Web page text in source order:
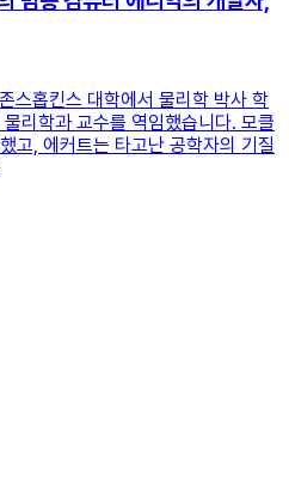
홉킨스 대학에서 물리학 박사 학
리학과 교수를 역임했습니다. 모클
고, 에커트는 타고난 공학자의 기질